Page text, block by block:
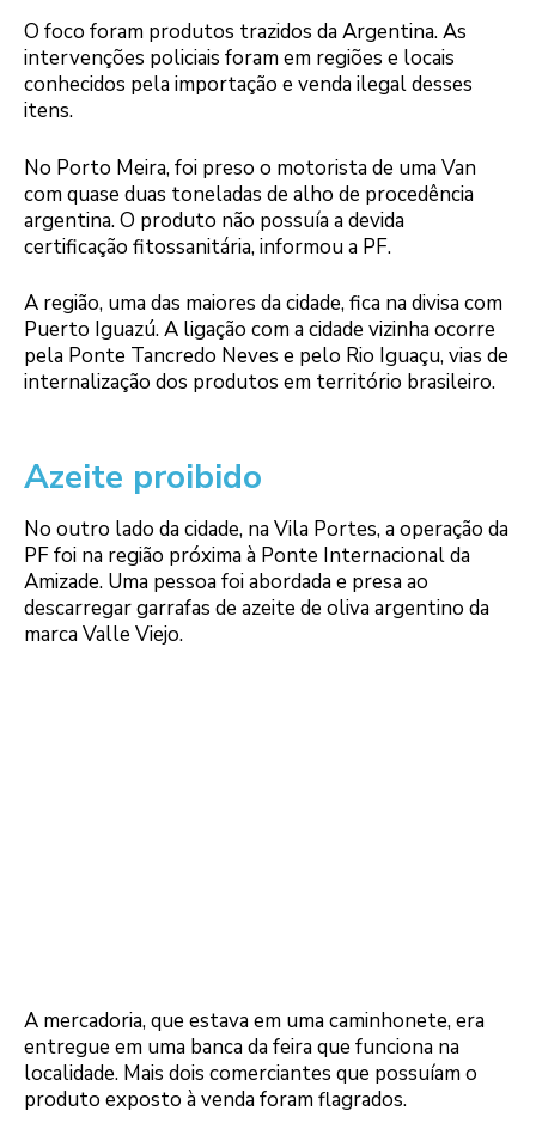
O foco foram produtos trazidos da Argentina. As
intervenções policiais foram em regiões e locais
conhecidos pela importação e venda ilegal desses
itens.
No Porto Meira, foi preso o motorista de uma Van
com quase duas toneladas de alho de procedência
argentina. O produto não possuía a devida
certificação fitossanitária, informou a PF.
A região, uma das maiores da cidade, fica na divisa com
Puerto Iguazú. A ligação com a cidade vizinha ocorre
pela Ponte Tancredo Neves e pelo Rio Iguaçu, vias de
internalização dos produtos em território brasileiro.
Azeite proibido
No outro lado da cidade, na Vila Portes, a operação da
PF foi na região próxima à Ponte Internacional da
Amizade. Uma pessoa foi abordada e presa ao
descarregar garrafas de azeite de oliva argentino da
marca Valle Viejo.
A mercadoria, que estava em uma caminhonete, era
entregue em uma banca da feira que funciona na
localidade. Mais dois comerciantes que possuíam o
produto exposto à venda foram flagrados.